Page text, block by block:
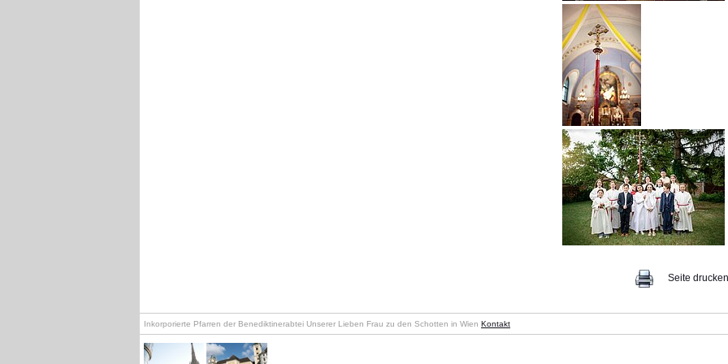
Seite drucken
Inkorporierte Pfarren der Benediktinerabtei Unserer Lieben Frau zu den Schotten in Wien Kontakt